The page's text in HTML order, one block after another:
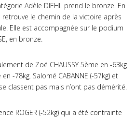
Adèle DIEHL prend le bronze. En
retrouve le chemin de la victoire après
Elle est accompagnée sur le podium
en bronze.
de Zoé CHAUSSY 5ème en -63kg
-78kg. Salomé CABANNE (-57kg) et
classent pas mais n’ont pas démérité.
ROGER (-52kg) qui a été contrainte